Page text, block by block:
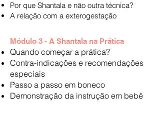
Por que Shantala e não outra técnica?
A relação com a exterogestação
Módulo 3 - A Shantala na Prática
Quando começar a prática?
Contra-indicações e recomendações
especiais
Passo a passo em boneco
Demonstração da instrução em bebê